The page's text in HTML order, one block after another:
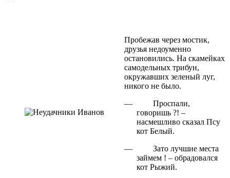
Пробежав через мостик,
друзья недоуменно
остановились. На скамейках
самодельных трибун,
окружавших зеленый луг,
никого не было.
—
Проспали,
говоришь ?! –
насмешливо сказал Псу
кот Белый.
—
Зато лучшие места
займем ! – обрадовался
кот Рыжий.